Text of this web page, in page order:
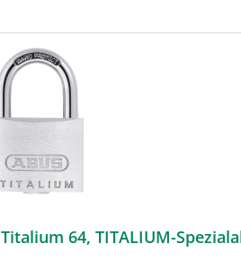
ABUS Zylindervorhangschloss Titalium 64,